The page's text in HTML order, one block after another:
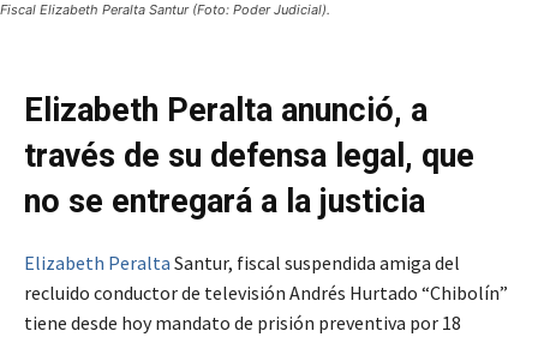
Fiscal Elizabeth Peralta Santur (Foto: Poder Judicial).
Elizabeth Peralta anunció, a
través de su defensa legal, que
no se entregará a la justicia
Elizabeth Peralta Santur, fiscal suspendida amiga del
recluido conductor de televisión Andrés Hurtado “Chibolín”
tiene desde hoy mandato de prisión preventiva por 18